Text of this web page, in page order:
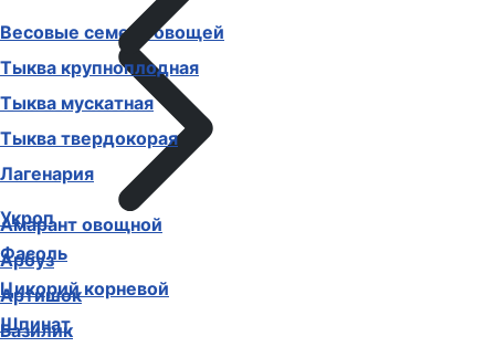
Весовые семена овощей
Амарант овощной
Арбуз
Артишок
Базилик
Тыква крупноплодная
Тыква мускатная
Тыква твердокорая
Лагенария
Укроп
Фасоль
Цикорий корневой
Шпинат